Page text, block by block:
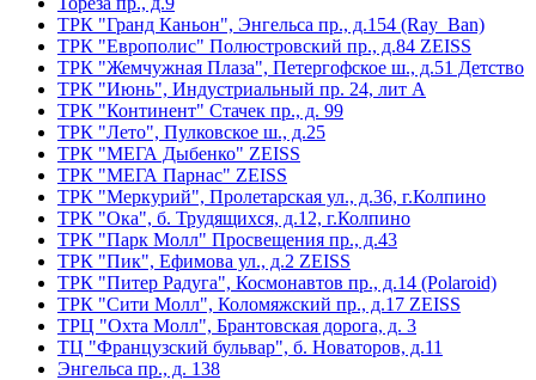
ТРК "Гранд Каньон", Энгельса пр., д.154 (Ray_Ban)
ТРК "Европолис" Полюстровский пр., д.84 ZEISS
ТРК "Жемчужная Плаза", Петергофское ш., д.51 Детство
ТРК "Июнь", Индустриальный пр. 24, лит А
ТРК "Континент" Стачек пр., д. 99
ТРК "Лето", Пулковское ш., д.25
ТРК "МЕГА Дыбенко" ZEISS
ТРК "МЕГА Парнас" ZEISS
ТРК "Меркурий", Пролетарская ул., д.36, г.Колпино
ТРК "Ока", б. Трудящихся, д.12, г.Колпино
ТРК "Парк Молл" Просвещения пр., д.43
ТРК "Пик", Ефимова ул., д.2 ZEISS
ТРК "Питер Радуга", Космонавтов пр., д.14 (Polaroid)
ТРК "Сити Молл", Коломяжский пр., д.17 ZEISS
ТРЦ "Охта Молл", Брантовская дорога, д. 3
ТЦ "Французский бульвар", б. Новаторов, д.11
Энгельса пр., д. 138